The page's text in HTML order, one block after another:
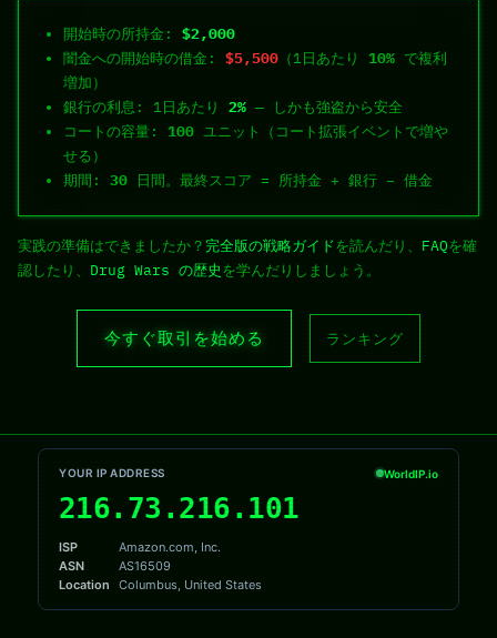
開始時の所持金: $2,000
闇金への開始時の借金: $5,500 （1日あたり 10% で複利
増加）
銀行の利息: 1日あたり 2% — しかも強盗から安全
コートの容量: 100 ユニット（コート拡張イベントで増や
せる）
期間: 30 日間。最終スコア = 所持金 + 銀行 − 借金
実践の準備はできましたか？完全版の戦略ガイドを読んだり、 FAQを確
認したり、 Drug Wars の歴史を学んだりしましょう。
今すぐ取引を始める ランキング